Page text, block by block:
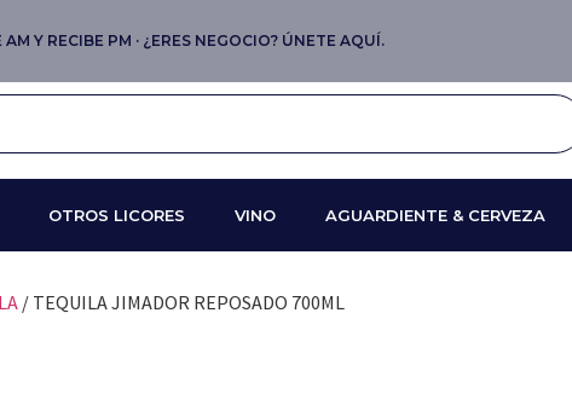
Y RECIBE PM · ¿ERES NEGOCIO? ÚNETE AQUÍ.
OTROS LICORES VINO AGUARDIENTE & CERVEZA
/ TEQUILA JIMADOR REPOSADO 700ML